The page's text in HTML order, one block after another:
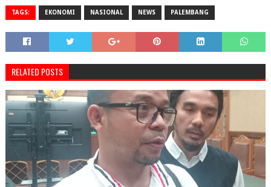
TAGS: EKONOMI NASIONAL NEWS PALEMBANG
RELATED POSTS